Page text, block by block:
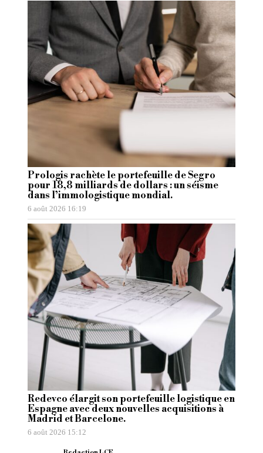
Prologis rachète le portefeuille de Segro
pour 18,8 milliards de dollars : un séisme
dans l’immologistique mondial.
6 août 2026 16:19
Redevco élargit son portefeuille logistique en
Espagne avec deux nouvelles acquisitions à
Madrid et Barcelone.
6 août 2026 15:12